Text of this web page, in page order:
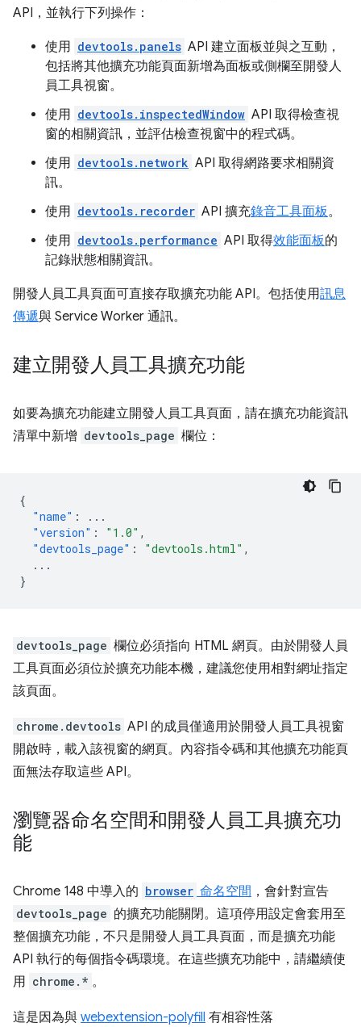
API，並執行下列操作：
使用 devtools.panels API 建立面板並與之互動，
包括將其他擴充功能頁面新增為面板或側欄至開發人
員工具視窗。
使用 devtools.inspectedWindow API 取得檢查視
窗的相關資訊，並評估檢查視窗中的程式碼。
使用 devtools.network API 取得網路要求相關資
訊。
使用 devtools.recorder API 擴充錄音工具面板。
使用 devtools.performance API 取得效能面板的
記錄狀態相關資訊。
開發人員工具頁面可直接存取擴充功能 API。包括使用訊息
傳遞與 Service Worker 通訊。
建立開發人員工具擴充功能
如要為擴充功能建立開發人員工具頁面，請在擴充功能資訊
清單中新增 devtools_page 欄位：
{
"name" :
...
"version" : "1.0" ,
"devtools_page" : "devtools.html" ,
...
}
devtools_page 欄位必須指向 HTML 網頁。由於開發人員
工具頁面必須位於擴充功能本機，建議您使用相對網址指定
該頁面。
chrome.devtools API 的成員僅適用於開發人員工具視窗
開啟時，載入該視窗的網頁。內容指令碼和其他擴充功能頁
面無法存取這些 API。
瀏覽器命名空間和開發人員工具擴充功
能
Chrome 148 中導入的 browser 命名空間 ，會針對宣告
devtools_page 的擴充功能關閉。這項停用設定會套用至
整個擴充功能，不只是開發人員工具頁面，而是擴充功能
API 執行的每個指令碼環境。在這些擴充功能中，請繼續使
用 chrome.* 。
這是因為與 webextension-polyfill 有相容性落